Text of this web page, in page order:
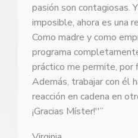
pasión son contagiosas.
imposible, ahora es una
Como madre y como
programa
práctico me permite, por
Además, trabajar con él
reacción en cadena en
¡Gracias Míster!''​”